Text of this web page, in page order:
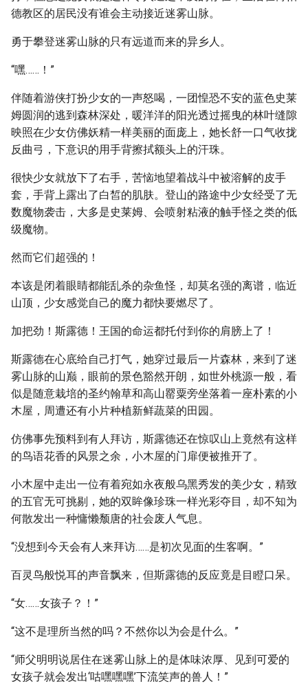
德教区的居民没有谁会主动接近迷雾山脉。
勇于攀登迷雾山脉的只有远道而来的异乡人。
“嘿……！”
伴随着游侠打扮少女的一声怒喝，一团惶恐不安的蓝色史莱
姆圆润的逃到森林深处，暖洋洋的阳光透过摇曳的林叶缝隙
映照在少女仿佛妖精一样美丽的面庞上，她长舒一口气收拢
反曲弓，下意识的用手背擦拭额头上的汗珠。
很快少女就放下了右手，苦恼地望着战斗中被溶解的皮手
套，手背上露出了白皙的肌肤。登山的路途中少女经受了无
数魔物袭击，大多是史莱姆、会喷射粘液的触手怪之类的低
级魔物。
然而它们超强的！
本该是闭着眼睛都能乱杀的杂鱼怪，却莫名强的离谱，临近
山顶，少女感觉自己的魔力都快要燃尽了。
加把劲！斯露德！王国的命运都托付到你的肩膀上了！
斯露德在心底给自己打气，她穿过最后一片森林，来到了迷
雾山脉的山巅，眼前的景色豁然开朗，如世外桃源一般，看
似是随意栽培的圣约翰草和高山罂粟旁坐落着一座朴素的小
木屋，周遭还有小片种植新鲜蔬菜的田园。
仿佛事先预料到有人拜访，斯露德还在惊叹山上竟然有这样
的鸟语花香的风景之余，小木屋的门扉便被推开了。
小木屋中走出一位有着宛如永夜般乌黑秀发的美少女，精致
的五官无可挑剔，她的双眸像珍珠一样光彩夺目，却不知为
何散发出一种慵懒颓唐的社会废人气息。
“没想到今天会有人来拜访……是初次见面的生客啊。”
百灵鸟般悦耳的声音飘来，但斯露德的反应竟是目瞪口呆。
“女……女孩子？！”
“这不是理所当然的吗？不然你以为会是什么。”
“师父明明说居住在迷雾山脉上的是体味浓厚、见到可爱的
女孩子就会发出‘咕嘿嘿嘿’下流笑声的兽人！”